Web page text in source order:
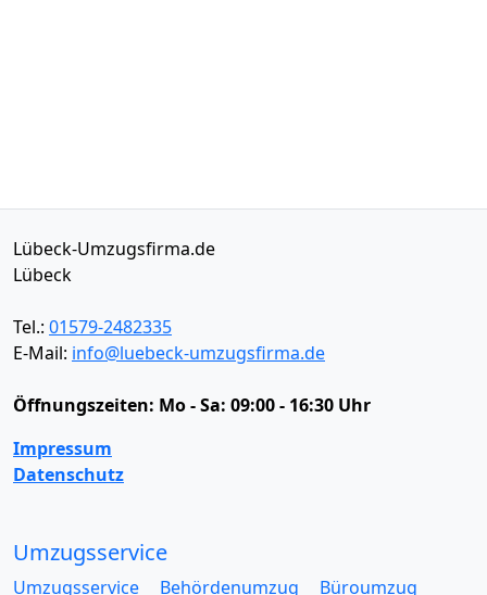
Lübeck-Umzugsfirma.de
Lübeck
Tel.: 01579-2482335
E-Mail: info@luebeck-umzugsfirma.de
Öffnungszeiten: Mo - Sa: 09:00 - 16:30 Uhr
Impressum
Datenschutz
Umzugsservice
Umzugsservice Behördenumzug
Büroumzug